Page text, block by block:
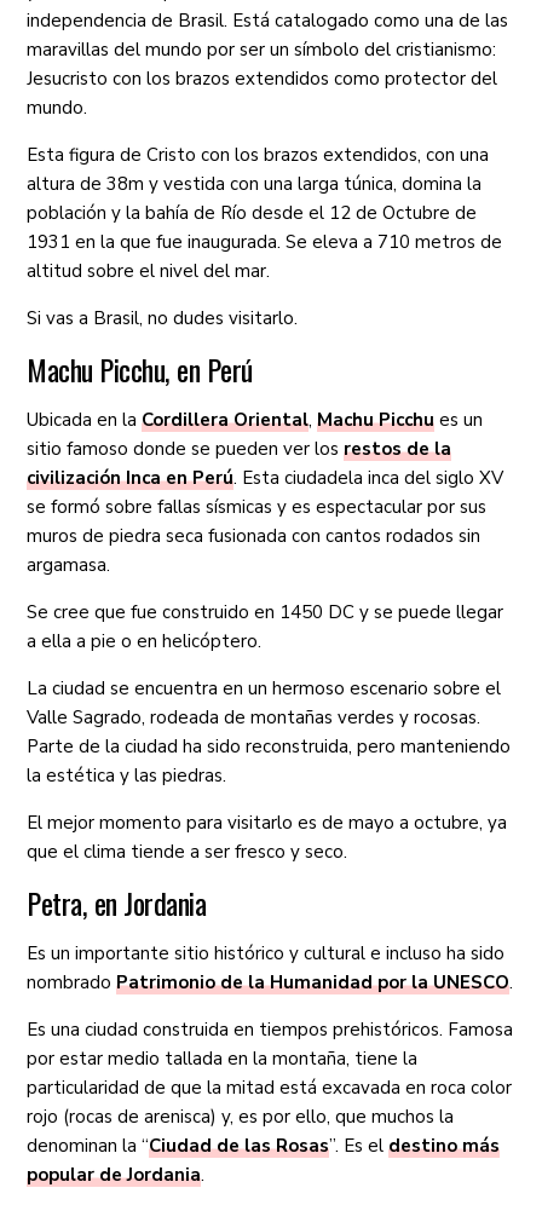
independencia de Brasil. Está catalogado como una de las
maravillas del mundo por ser un símbolo del cristianismo:
Jesucristo con los brazos extendidos como protector del
mundo.
Esta figura de Cristo con los brazos extendidos, con una
altura de 38m y vestida con una larga túnica, domina la
población y la bahía de Río desde el 12 de Octubre de
1931 en la que fue inaugurada. Se eleva a 710 metros de
altitud sobre el nivel del mar.
Si vas a Brasil, no dudes visitarlo.
Machu Picchu, en Perú
Ubicada en laCordillera Oriental,Machu Picchu es un
sitio famoso donde se pueden ver losrestos de la
civilización Inca en Perú. Esta ciudadela inca del siglo XV
se formó sobre fallas sísmicas y es espectacular por sus
muros de piedra seca fusionada con cantos rodados sin
argamasa.
Se cree que fue construido en 1450 DC y se puede llegar
a ella a pie o en helicóptero.
La ciudad se encuentra en un hermoso escenario sobre el
Valle Sagrado, rodeada de montañas verdes y rocosas.
Parte de la ciudad ha sido reconstruida, pero manteniendo
la estética y las piedras.
El mejor momento para visitarlo es de mayo a octubre, ya
que el clima tiende a ser fresco y seco.
Petra, en Jordania
Es un importante sitio histórico y cultural e incluso ha sido
nombradoPatrimonio de la Humanidad por la UNESCO.
Es una ciudad construida en tiempos prehistóricos. Famosa
por estar medio tallada en la montaña, tiene la
particularidad de que la mitad está excavada en roca color
rojo (rocas de arenisca) y, es por ello, que muchos la
denominan la “Ciudad de las Rosas”. Es eldestino más
popular de Jordania.